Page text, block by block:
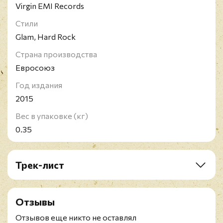
Virgin EMI Records
Стили
Glam, Hard Rock
Страна производства
Евросоюз
Год издания
2015
Вес в упаковке (кг)
0.35
Трек-лист
A1. Procession
A2. Father To Son
A3. White Queen (As It Began)
A4. Some Day One Day
Отзывы
Отзывов еще никто не оставлял